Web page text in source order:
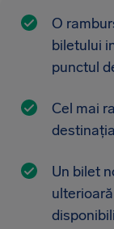
O
biletului
punctul
Cel mai
Un bilet